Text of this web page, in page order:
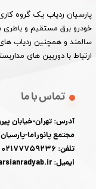
پارسیان ردیاب یک گروه
خودرو برق مستقیم و
سالمند و همچنین ردیاب
ارتباط با دوربین های
تماس با ما
آدرس: تهران-خیابان
مجتمع پانوراما-
تلفن: 02177759236
ایمیل: info@parsianradyab.ir